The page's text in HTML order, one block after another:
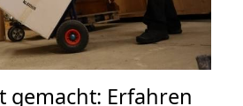
gemacht: Erfahren